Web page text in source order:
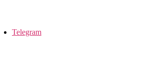
Telegram